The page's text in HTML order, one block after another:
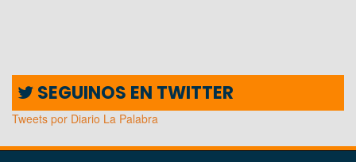
SEGUINOS EN TWITTER
Tweets por Diario La Palabra